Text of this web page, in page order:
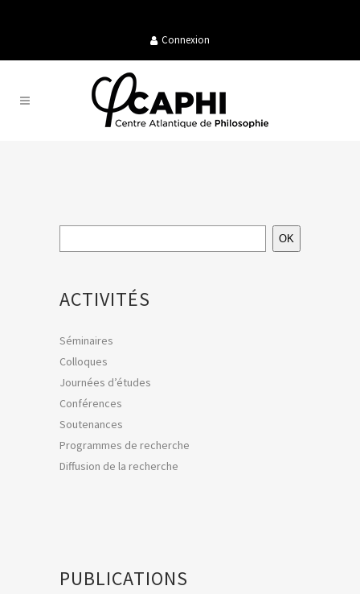
Connexion
OK
ACTIVITÉS
Séminaires
Colloques
Journées d’études
Conférences
Soutenances
Programmes de recherche
Diffusion de la recherche
PUBLICATIONS